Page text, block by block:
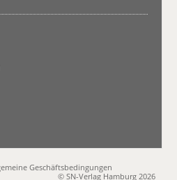
Geschäftsbedingungen
© SN-Verlag Hamburg 2026